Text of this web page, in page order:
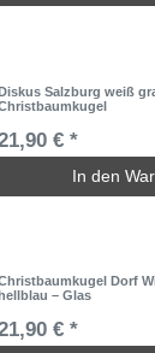
Salzburg weiß
€ *
In den
Dorf
– Glas
€ *